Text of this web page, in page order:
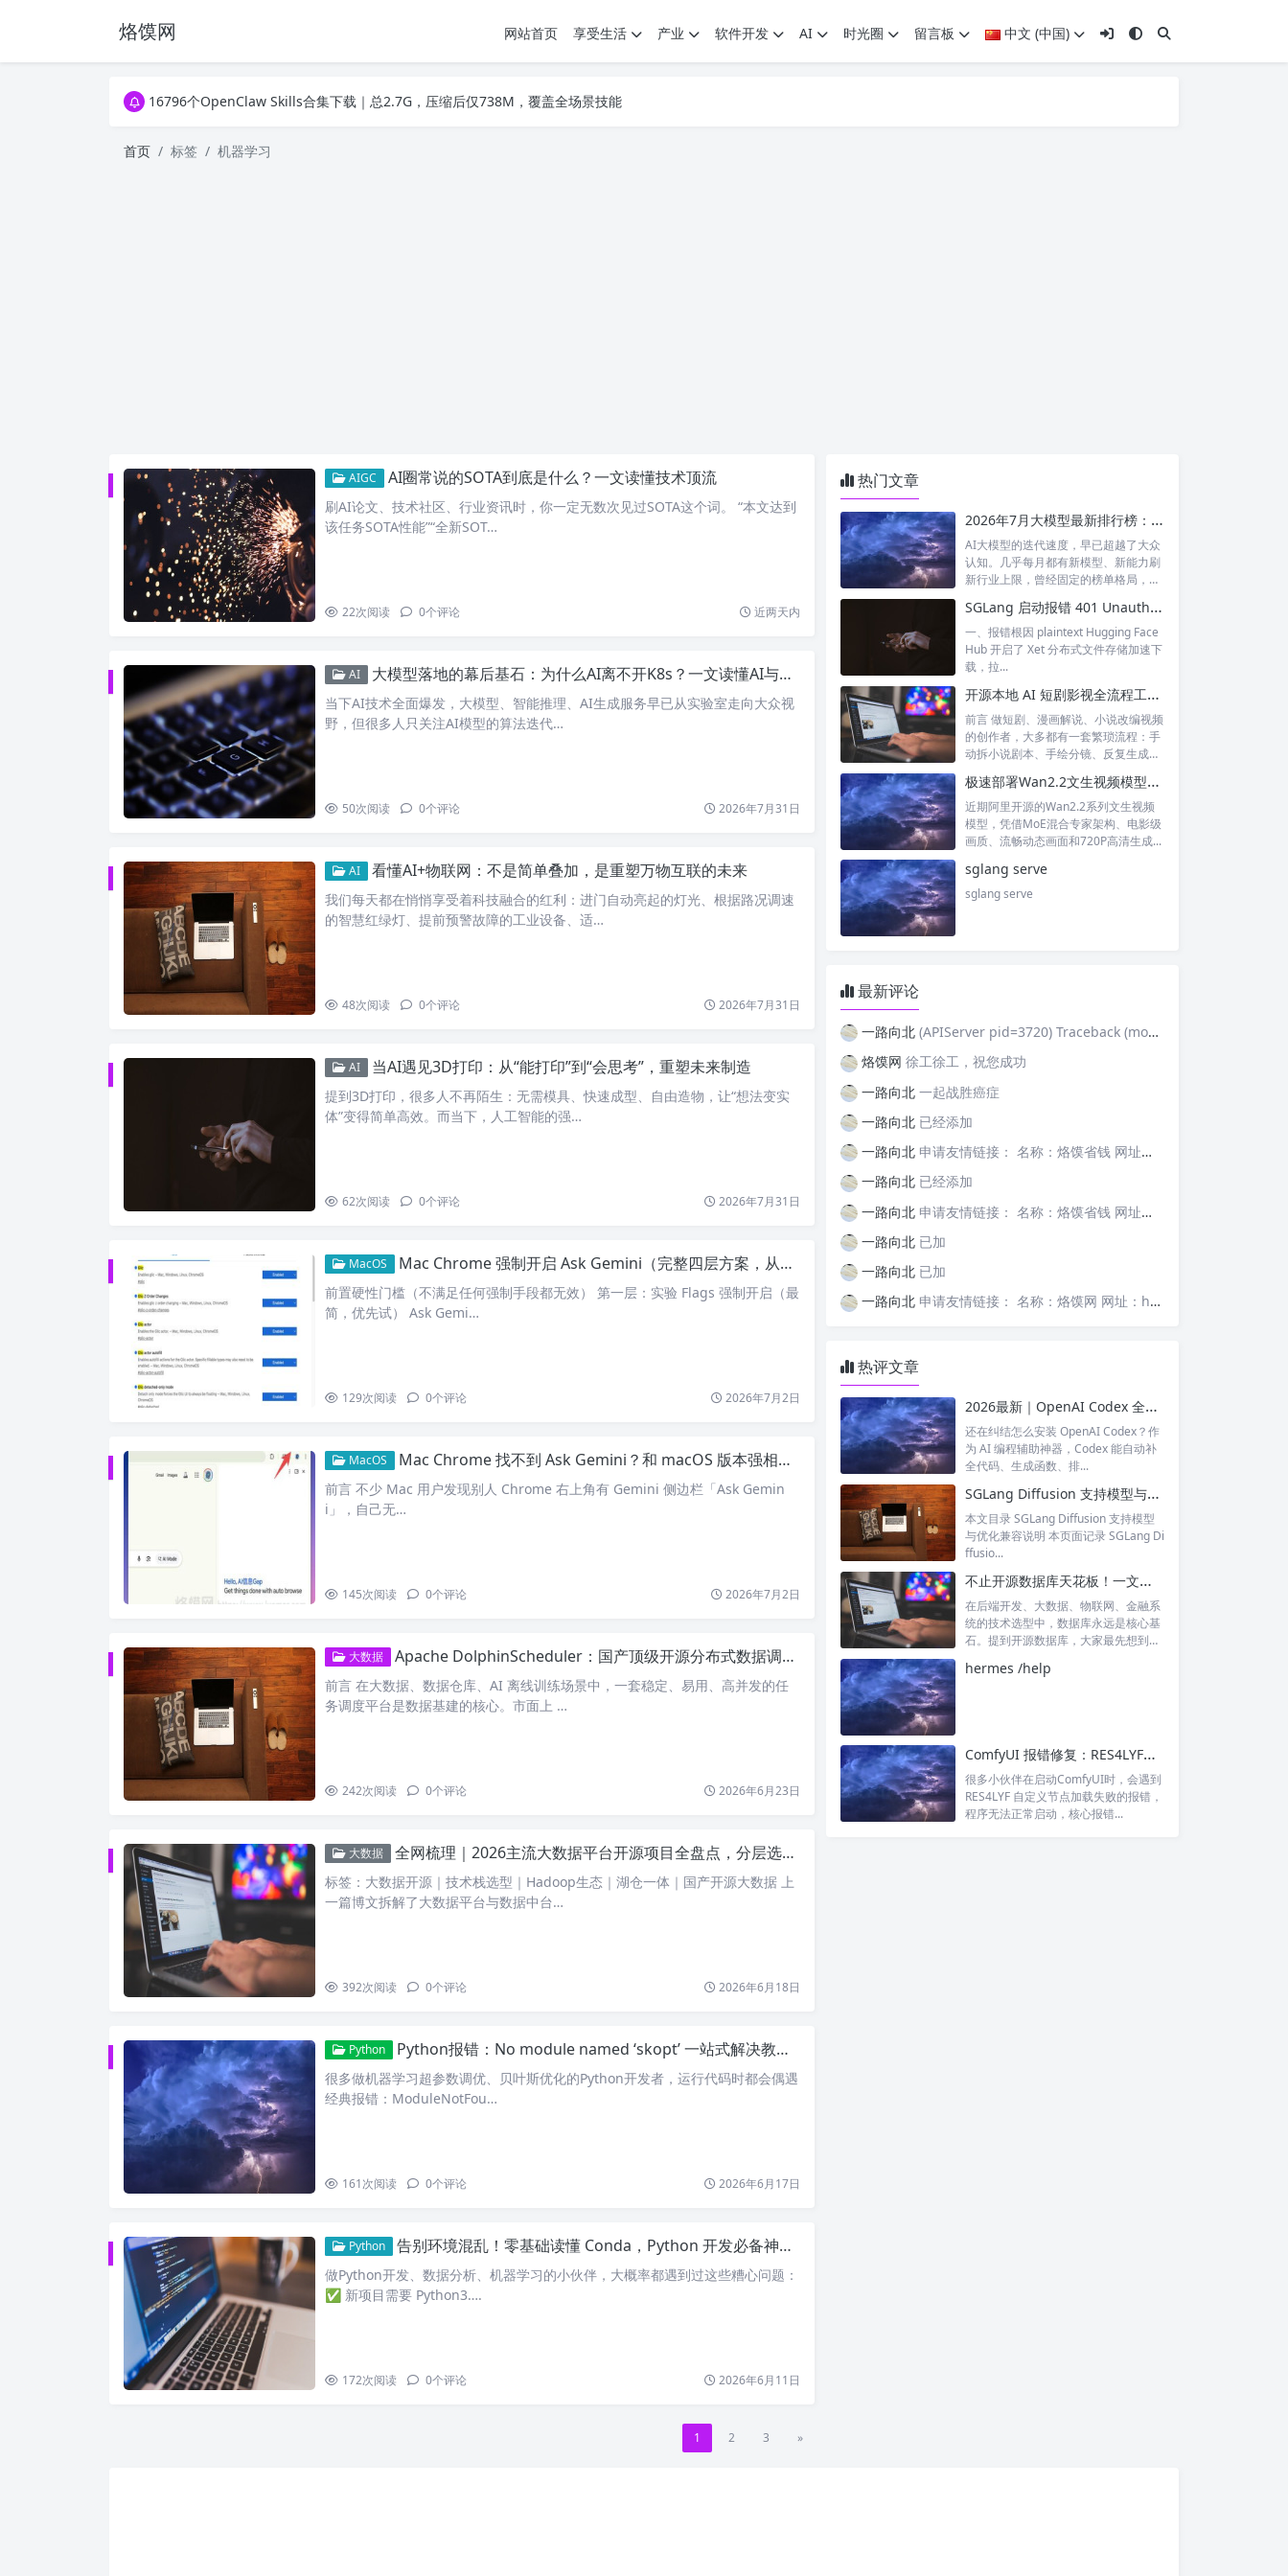
烙馍网 网站首页 享受生活 产业 软件开发 AI 时光圈 留言板
中文 (中国)
16796个OpenClaw Skills合集下载｜总2.7G，压缩后仅738M，覆盖全场景技能
16796个OpenClaw Skills合集下载｜总2.7G，压缩后仅738M，覆盖全场景技能
首页
标签 机器学习
AIGC AI圈常说的SOTA到底是什么？一文读懂技术顶流
刷AI论文、技术社区、行业资讯时，你一定无数次见过SOTA这个词。 “本文达到
该任务SOTA性能”“全新SOT…
22次阅读 0个评论 近两天内
AI 大模型落地的幕后基石：为什么AI离不开K8s？一文读懂AI与K8s的深度绑定
当下AI技术全面爆发，大模型、智能推理、AI生成服务早已从实验室走向大众视
野，但很多人只关注AI模型的算法迭代…
50次阅读 0个评论 2026年7月31日
AI 看懂AI+物联网：不是简单叠加，是重塑万物互联的未来
我们每天都在悄悄享受着科技融合的红利：进门自动亮起的灯光、根据路况调速
的智慧红绿灯、提前预警故障的工业设备、适…
48次阅读 0个评论 2026年7月31日
AI 当AI遇见3D打印：从“能打印”到“会思考”，重塑未来制造
提到3D打印，很多人不再陌生：无需模具、快速成型、自由造物，让“想法变实
体”变得简单高效。而当下，人工智能的强…
62次阅读 0个评论 2026年7月31日
MacOS Mac Chrome 强制开启 Ask Gemini（完整四层方案，从简易到永久）
前置硬性门槛（不满足任何强制手段都无效） 第一层：实验 Flags 强制开启（最
简，优先试） Ask Gemi…
129次阅读 0个评论 2026年7月2日
MacOS Mac Chrome 找不到 Ask Gemini？和 macOS 版本强相关，完整排障指南
前言 不少 Mac 用户发现别人 Chrome 右上角有 Gemini 侧边栏「Ask Gemin
i」，自己无…
145次阅读 0个评论 2026年7月2日
大数据 Apache DolphinScheduler：国产顶级开源分布式数据调度平台，大数据工作流编排首选
前言 在大数据、数据仓库、AI 离线训练场景中，一套稳定、易用、高并发的任
务调度平台是数据基建的核心。市面上 …
242次阅读 0个评论 2026年6月23日
大数据 全网梳理｜2026主流大数据平台开源项目全盘点，分层选型一文搞定
标签：大数据开源｜技术栈选型｜Hadoop生态｜湖仓一体｜国产开源大数据 上
一篇博文拆解了大数据平台与数据中台…
392次阅读 0个评论 2026年6月18日
Python Python报错：No module named ‘skopt’ 一站式解决教程｜全网最全排错方案
很多做机器学习超参数调优、贝叶斯优化的Python开发者，运行代码时都会偶遇
经典报错：ModuleNotFou…
161次阅读 0个评论 2026年6月17日
Python 告别环境混乱！零基础读懂 Conda，Python 开发必备神器✨
做Python开发、数据分析、机器学习的小伙伴，大概率都遇到过这些糟心问题：
✅ 新项目需要 Python3….
172次阅读 0个评论 2026年6月11日
1 2 3 »
热门文章
2026年7月大模型最新排行榜：神仙打架！国产模型正式跻身全球第一梯队
AI大模型的迭代速度，早已超越了大众
认知。几乎每月都有新模型、新能力刷
新行业上限，曾经固定的榜单格局，如
SGLang 启动报错 401 Unauthorized XET CAS 鉴权失败 完整排查与解决
一、报错根因 plaintext Hugging Face
Hub 开启了 Xet 分布式文件存储加速下
载，拉...
开源本地 AI 短剧影视全流程工具｜waoowaoo 完整测评，小说一键生成成片
前言 做短剧、漫画解说、小说改编视频
的创作者，大多都有一套繁琐流程：手
动拆小说剧本、手绘分镜、反复生成统
极速部署Wan2.2文生视频模型！SGLang一站式落地教程（含加速优化）
近期阿里开源的Wan2.2系列文生视频
模型，凭借MoE混合专家架构、电影级
画质、流畅动态画面和720P高清生成...
sglang serve
sglang serve
最新评论
一路向北 (APIServer pid=3720) Traceback (most recent
烙馍网 徐工徐工，祝您成功
一路向北 一起战胜癌症
一路向北 已经添加
一路向北 申请友情链接： 名称：烙馍省钱 网址：https://tb-m.luomor.com/ 已添加文心AIGC
一路向北 已经添加
一路向北 申请友情链接： 名称：烙馍省钱 网址：https://tb-m.luomor.com/ 已添加烙馍网
一路向北 已加
一路向北 已加
一路向北 申请友情链接： 名称：烙馍网 网址：https://www.luomor.com/ 已添加文心AIGC
热评文章
2026最新｜OpenAI Codex 全平台保姆级安装教程（Windows/Mac/Linux）
还在纠结怎么安装 OpenAI Codex？作
为 AI 编程辅助神器，Codex 能自动补
全代码、生成函数、排...
SGLang Diffusion 支持模型与优化兼容矩阵
本文目录 SGLang Diffusion 支持模型
与优化兼容说明 本页面记录 SGLang Di
ffusio...
不止开源数据库天花板！一文读懂 PostgreSQL 的硬核实力
在后端开发、大数据、物联网、金融系
统的技术选型中，数据库永远是核心基
石。提到开源数据库，大家最先想到的
hermes /help
ComfyUI 报错修复：RES4LYF插件 JSONDecodeError 空文件解析失败
很多小伙伴在启动ComfyUI时，会遇到
RES4LYF 自定义节点加载失败的报错，
程序无法正常启动，核心报错...